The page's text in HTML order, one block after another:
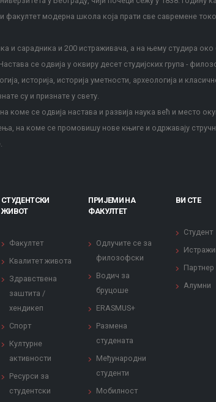
факултет модерна школа која прати све савремене
и сарадника и 200 истраживача, а на њему студира око
се одвија у оквиру десет студијских група -
историја, историја уметности, археологија и
су и признате у свету.
коме се одвија настава и развија наука већ и место
на коме се промовишу нове књиге и одржавају
СТУДЕНТСКИ
ЖИВОТ
Факултет
Квалитет живота
Здравствена
заштита /
хендикеп
Спорт
Културне
активности
Ресурси за
студентски
ПРИЈЕМИ НА
ФАКУЛТЕТ
Одлучите се за
филозофски
Водич за
бруцоше
ERASMUS+
Размена
студената
Међународни
студенти
Мобилност
ВИ СТЕ
Студент
Партнер
Алумни